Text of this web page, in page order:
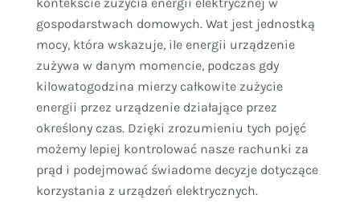
gospodarstwach domowych. Wat jest jednostką
mocy, która wskazuje, ile energii urządzenie
zużywa w danym momencie, podczas gdy
kilowatogodzina mierzy całkowite zużycie
energii przez urządzenie działające przez
określony czas. Dzięki zrozumieniu tych pojęć
możemy lepiej kontrolować nasze rachunki za
prąd i podejmować świadome decyzje dotyczące
korzystania z urządzeń elektrycznych.